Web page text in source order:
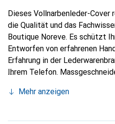
Dieses Vollnarbenleder-Cover
die Qualität und das
Boutique Noreve. Es schützt
Entworfen von erfahrenen
Erfahrung in der
Ihrem Telefon.
unverzichtbaren Accessoire für
die Marke Noreve eine
Mehr anzeigen